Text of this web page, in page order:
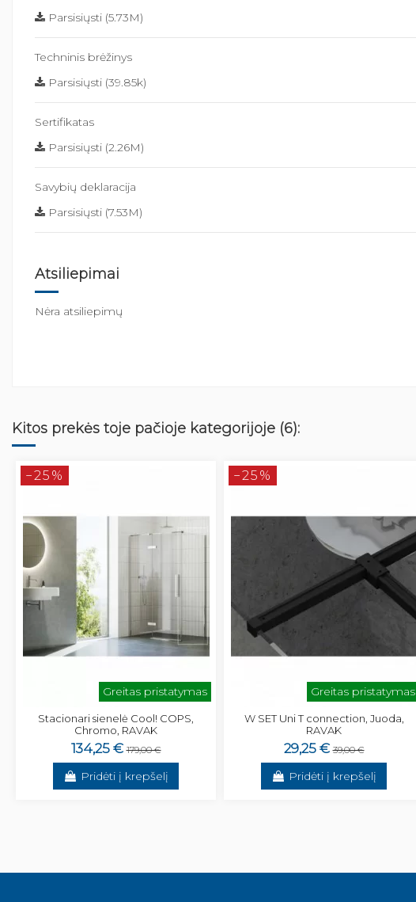
Parsisiųsti (5.73M)
Techninis brėžinys
Parsisiųsti (39.85k)
Sertifikatas
Parsisiųsti (2.26M)
Savybių deklaracija
Parsisiųsti (7.53M)
Atsiliepimai
Nėra atsiliepimų
Kitos prekės toje pačioje kategorijoje (6):
−25%
Greitas pristatymas
Stacionari sienelė Cool! COPS,
Chromo, RAVAK
134,25 € 179,00 €
Pridėti į krepšelį
−25%
Greitas pristatymas
W SET Uni T connection, Juoda,
RAVAK
29,25 € 39,00 €
Pridėti į krepšelį